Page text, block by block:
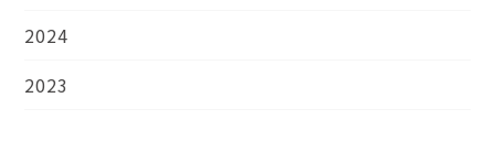
2024
2023